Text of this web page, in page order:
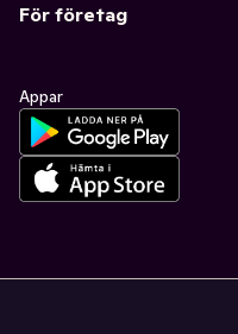
För företag
Appar